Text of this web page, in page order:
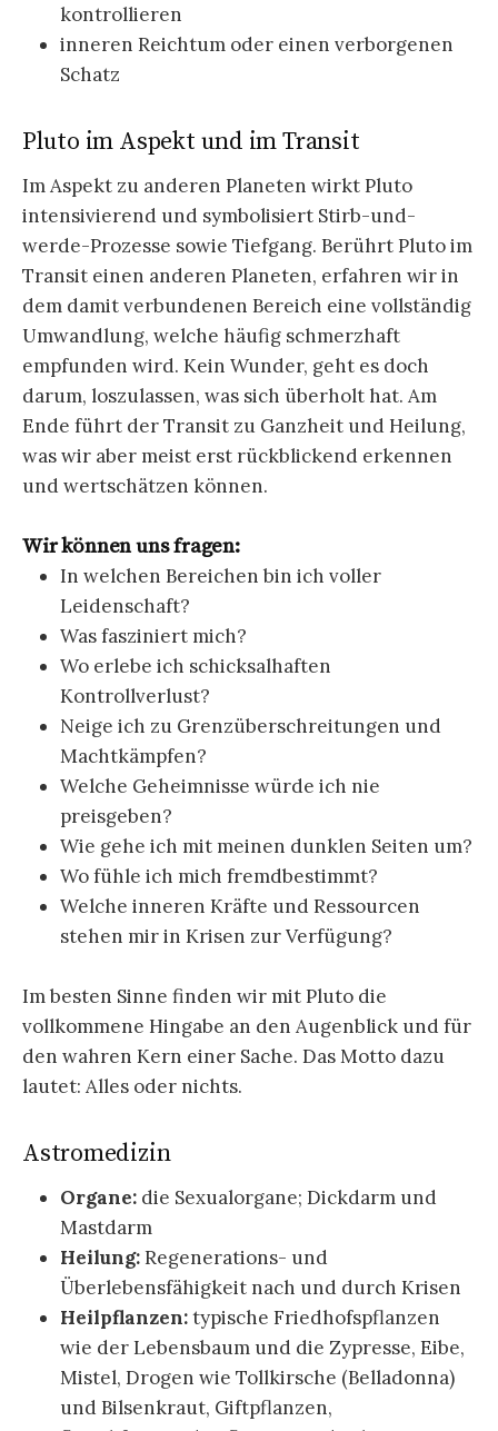
kontrollieren
inneren Reichtum oder einen verborgenen
Schatz
Pluto im Aspekt und im Transit
Im Aspekt zu anderen Planeten wirkt Pluto
intensivierend und symbolisiert Stirb-und-
werde-Prozesse sowie Tiefgang. Berührt Pluto im
Transit einen anderen Planeten, erfahren wir in
dem damit verbundenen Bereich eine vollständig
Umwandlung, welche häufig schmerzhaft
empfunden wird. Kein Wunder, geht es doch
darum, loszulassen, was sich überholt hat. Am
Ende führt der Transit zu Ganzheit und Heilung,
was wir aber meist erst rückblickend erkennen
und wertschätzen können.
Wir können uns fragen:
In welchen Bereichen bin ich voller
Leidenschaft?
Was fasziniert mich?
Wo erlebe ich schicksalhaften
Kontrollverlust?
Neige ich zu Grenzüberschreitungen und
Machtkämpfen?
Welche Geheimnisse würde ich nie
preisgeben?
Wie gehe ich mit meinen dunklen Seiten um?
Wo fühle ich mich fremdbestimmt?
Welche inneren Kräfte und Ressourcen
stehen mir in Krisen zur Verfügung?
Im besten Sinne finden wir mit Pluto die
vollkommene Hingabe an den Augenblick und für
den wahren Kern einer Sache. Das Motto dazu
lautet: Alles oder nichts.
Astromedizin
Organe: die Sexualorgane; Dickdarm und
Mastdarm
Heilung:Regenerations- und
Überlebensfähigkeit nach und durch Krisen
Heilpflanzen:typische Friedhofspflanzen
wie der Lebensbaum und die Zypresse, Eibe,
Mistel, Drogen wie Tollkirsche (Belladonna)
und Bilsenkraut, Giftpflanzen,